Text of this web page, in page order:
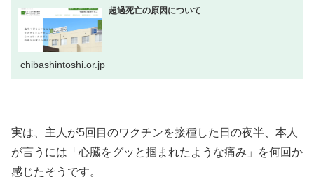
超過死亡の原因について
chibashintoshi.or.jp
実は、主人が5回目のワクチンを接種した日の夜半、本人
が言うには「心臓をグッと掴まれたような痛み」を何回か
感じたそうです。